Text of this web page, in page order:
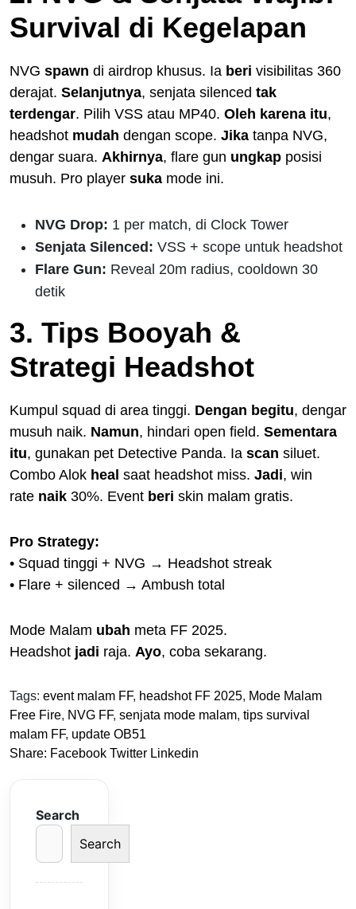
Survival di Kegelapan
NVG spawn di airdrop khusus. Ia beri visibilitas 360
derajat. Selanjutnya, senjata silenced tak
terdengar. Pilih VSS atau MP40. Oleh karena itu,
headshot mudah dengan scope. Jika tanpa NVG,
dengar suara. Akhirnya, flare gun ungkap posisi
musuh. Pro player suka mode ini.
NVG Drop: 1 per match, di Clock Tower
Senjata Silenced: VSS + scope untuk headshot
Flare Gun: Reveal 20m radius, cooldown 30
detik
3. Tips Booyah &
Strategi Headshot
Kumpul squad di area tinggi. Dengan begitu, dengar
musuh naik. Namun, hindari open field. Sementara
itu, gunakan pet Detective Panda. Ia scan siluet.
Combo Alok heal saat headshot miss. Jadi, win
rate naik 30%. Event beri skin malam gratis.
Pro Strategy:
• Squad tinggi + NVG → Headshot streak
• Flare + silenced → Ambush total
Mode Malam ubah meta FF 2025.
Headshot jadi raja. Ayo, coba sekarang.
Tags: event malam FF, headshot FF 2025, Mode Malam
Free Fire, NVG FF, senjata mode malam, tips survival
malam FF, update OB51
Share: Facebook Twitter Linkedin
Search
Search